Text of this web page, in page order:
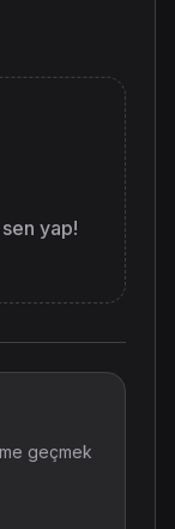
yap!
geçmek